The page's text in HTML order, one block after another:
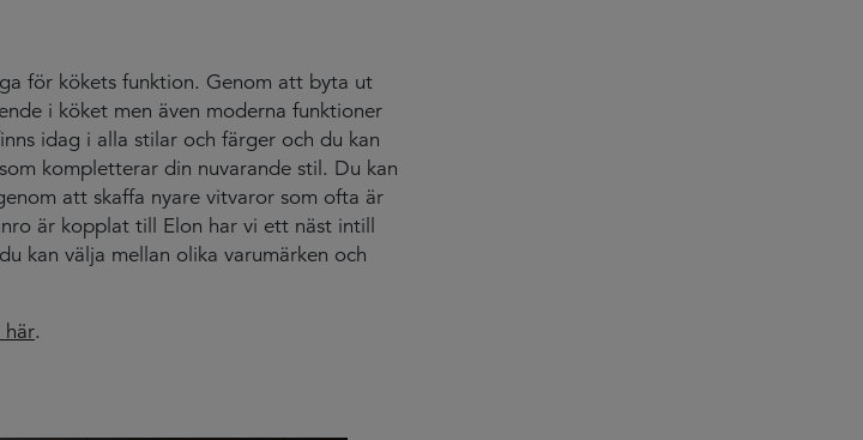
för kökets funktion. Genom att byta ut
i köket men även moderna funktioner
idag i alla stilar och färger och du kan
kompletterar din nuvarande stil. Du kan
att skaffa nyare vitvaror som ofta är
är kopplat till Elon har vi ett näst intill
kan välja mellan olika varumärken och
här.